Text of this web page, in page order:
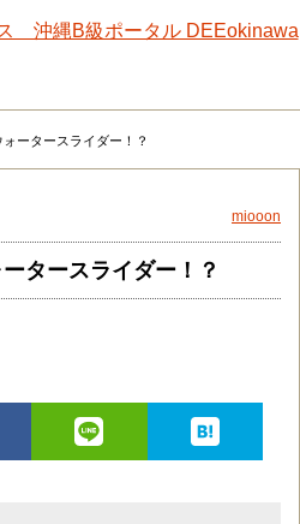
検
ータースライダー！？
miooon
タースライダー！？